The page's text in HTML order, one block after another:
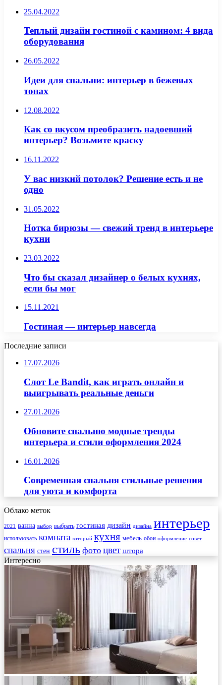
25.04.2022
Теплый дизайн гостиной с камином: 4 вида
оборудования
26.05.2022
Идеи для спальни: интерьер в бежевых
тонах
12.08.2022
Как со вкусом преобразить надоевший
интерьер? Возьмите краску
16.11.2022
У вас низкий потолок? Решение есть и не
одно
31.05.2022
Нотка бирюзы — свежий тренд в интерьере
кухни
23.03.2022
Что бы сказал дизайнер о белых кухнях,
если бы мог
15.11.2021
Гостиная — интерьер навсегда
Последние записи
17.07.2026
Слот Le Bandit, как играть онлайн и
выигрывать реальные деньги
27.01.2026
Обновите спальню модные тренды
интерьера и стили оформления 2024
16.01.2026
Современная спальня стильные решения
для уюта и комфорта
Облако меток
2021 ванна выбор выбрать гостиная дизайн дизайна интерьер
использовать комната который кухня мебель обои оформление совет
спальня стен стиль фото цвет штора
Интересно